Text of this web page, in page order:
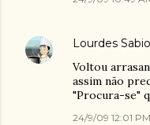
Lourdes
Voltou
assim não
"Procura-se"
24/9/09 12:01 PM